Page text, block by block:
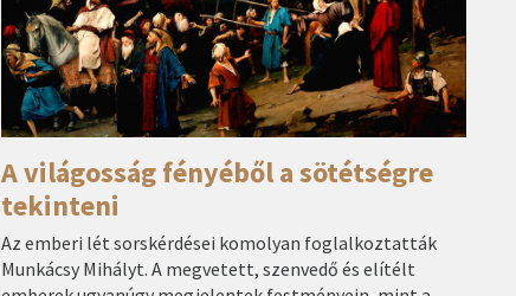
A világosság fényéből a sötétségre
tekinteni
Az emberi lét sorskérdései komolyan foglalkoztatták
Munkácsy Mihályt. A megvetett, szenvedő és elítélt